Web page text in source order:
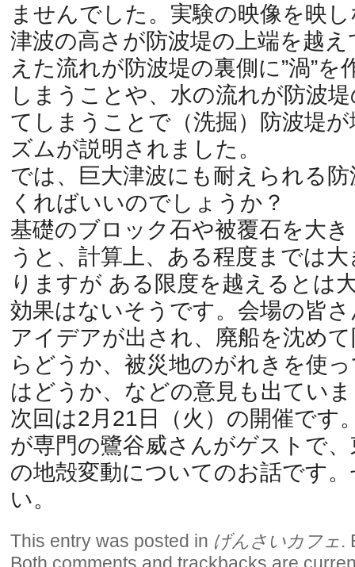
ませんでした。実験の映像を映
津波の高さが防波堤の上端を越
えた流れが防波堤の裏側に”渦”
しまうことや、水の流れが防波
てしまうことで（洗掘）防波堤
ズムが説明されました。
では、巨大津波にも耐えられる
くればいいのでしょうか？
基礎のブロック石や被覆石を大
うと、計算上、ある程度までは
りますが ある限度を越えるとは
効果はないそうです。会場の皆
アイデアが出され、廃船を沈め
らどうか、被災地のがれきを使
はどうか、などの意見も出てい
次回は2月21日（火）の開催です
が専門の鷺谷威さんがゲストで
の地殻変動についてのお話です
い。
This entry was posted in げんさいカフェ.